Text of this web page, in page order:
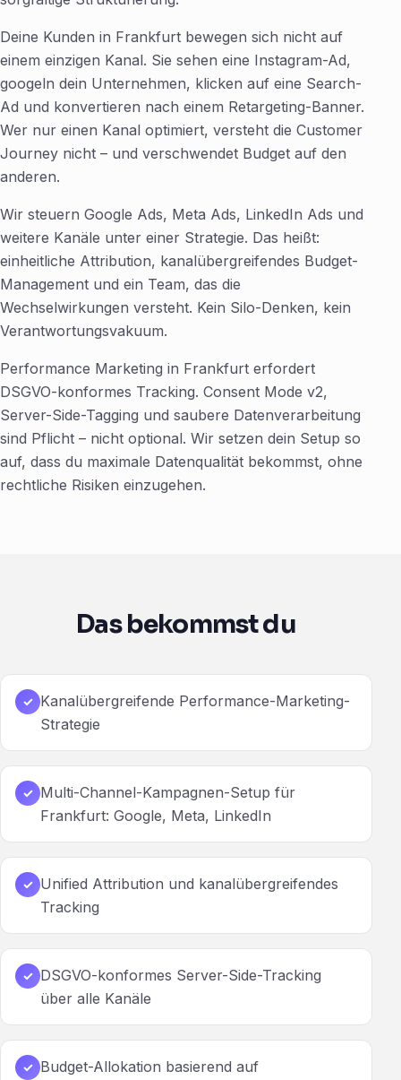
Deine Kunden in Frankfurt bewegen sich nicht auf
einem einzigen Kanal. Sie sehen eine Instagram-Ad,
googeln dein Unternehmen, klicken auf eine Search-
Ad und konvertieren nach einem Retargeting-Banner.
Wer nur einen Kanal optimiert, versteht die Customer
Journey nicht – und verschwendet Budget auf den
anderen.
Wir steuern Google Ads, Meta Ads, LinkedIn Ads und
weitere Kanäle unter einer Strategie. Das heißt:
einheitliche Attribution, kanalübergreifendes Budget-
Management und ein Team, das die
Wechselwirkungen versteht. Kein Silo-Denken, kein
Verantwortungsvakuum.
Performance Marketing in Frankfurt erfordert
DSGVO-konformes Tracking. Consent Mode v2,
Server-Side-Tagging und saubere Datenverarbeitung
sind Pflicht – nicht optional. Wir setzen dein Setup so
auf, dass du maximale Datenqualität bekommst, ohne
rechtliche Risiken einzugehen.
Das bekommst du
✓ Kanalübergreifende Performance-Marketing-
Strategie
✓ Multi-Channel-Kampagnen-Setup für
Frankfurt: Google, Meta, LinkedIn
✓ Unified Attribution und kanalübergreifendes
Tracking
✓ DSGVO-konformes Server-Side-Tracking
über alle Kanäle
✓ Budget-Allokation basierend auf